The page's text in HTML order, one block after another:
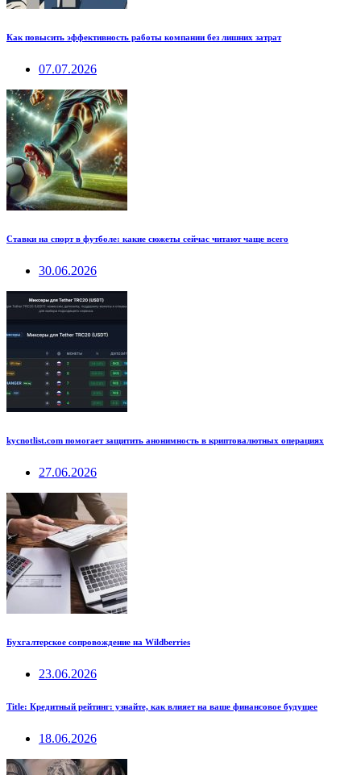
Как повысить эффективность работы компании без лишних затрат
07.07.2026
Ставки на спорт в футболе: какие сюжеты сейчас читают чаще всего
30.06.2026
kycnotlist.com помогает защитить анонимность в криптовалютных операциях
27.06.2026
Бухгалтерское сопровождение на Wildberries
23.06.2026
Title: Кредитный рейтинг: узнайте, как влияет на ваше финансовое будущее
18.06.2026